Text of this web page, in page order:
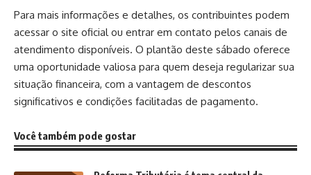
Para mais informações e detalhes, os contribuintes podem
acessar o site oficial ou entrar em contato pelos canais de
atendimento disponíveis. O plantão deste sábado oferece
uma oportunidade valiosa para quem deseja regularizar sua
situação financeira, com a vantagem de descontos
significativos e condições facilitadas de pagamento.
Você também pode gostar